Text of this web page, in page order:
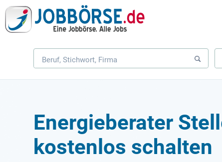
Energieberater
kostenlos schalten